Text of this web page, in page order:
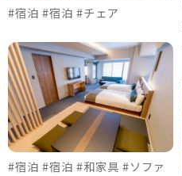
#宿泊 #宿泊 #チェア
#宿泊 #宿泊 #和家具 #ソファ